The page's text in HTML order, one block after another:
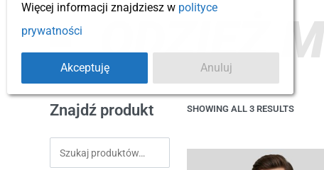
ODZIEŻ
Znajdź produkt SHOWING ALL 3 RESULTS
Więcej informacji znajdziesz w polityce
prywatności
Akceptuję Anuluj